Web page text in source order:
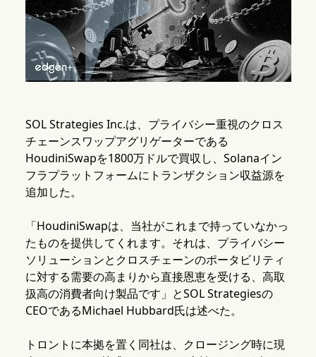
SOL Strategies Inc.は、プライバシー重視のクロス
チェーンスワップアグリゲーターである
HoudiniSwapを1800万ドルで買収し、Solanaイン
フラプラットフォームにトランザクション収益源を
追加した。
「HoudiniSwapは、当社がこれまで持っていなかっ
たものを提供してくれます。それは、プライバシー
ソリューションとクロスチェーンのポータビリティ
に対する需要の高まりから直接恩恵を受ける、高取
扱高の消費者向け製品です」とSOL Strategiesの
CEOであるMichael Hubbard氏は述べた。
トロントに本拠を置く同社は、クロージング時に現